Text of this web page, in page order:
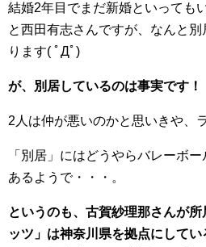
結婚2年目でまだ新婚といっても
と西田有志さんですが、なんと
ります( ﾟДﾟ)
が、別居しているのは事実です！
2人は仲が悪いのかと思いきや、
「別居」にはどうやらバレーボ
あるようで・・・。
というのも、古賀紗理那さんが
ッツ」は神奈川県を拠点にして